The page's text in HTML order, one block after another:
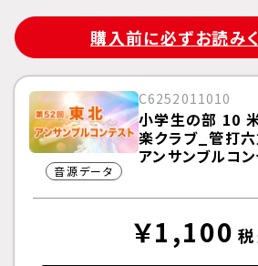
購入前に必ずお読み
音源データ
C6252011010
小学生の部 10
楽クラブ_管打
アンサンブルコ
￥1,100